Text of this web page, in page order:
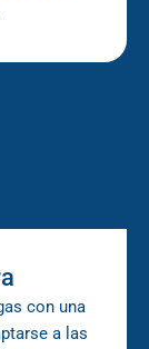
con una
a las